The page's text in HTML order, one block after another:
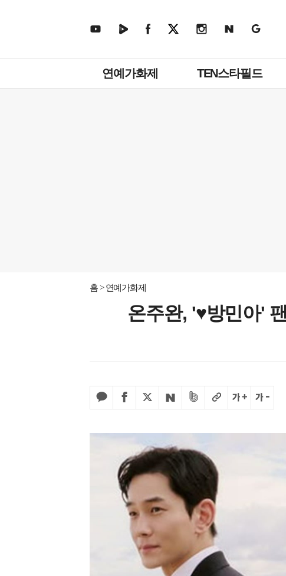
뉴
연예가화제 TEN스타필드
홈 연예가화제
온주완, '♥방민아'